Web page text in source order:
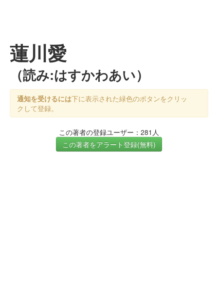
蓮川愛
（読み:はすかわあい）
通知を受けるには下に表示された緑色のボタンをクリッ
クして登録。
この著者の登録ユーザー：281人
この著者をアラート登録(無料)